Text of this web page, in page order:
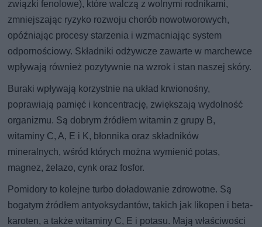
związki fenolowe), które walczą z wolnymi rodnikami,
zmniejszając ryzyko rozwoju chorób nowotworowych,
opóźniając procesy starzenia i wzmacniając system
odpornościowy. Składniki odżywcze zawarte w marchewce
wpływają również pozytywnie na wzrok i stan naszej skóry.
Buraki wpływają korzystnie na układ krwionośny,
poprawiają pamięć i koncentrację, zwiększają wydolność
organizmu. Są dobrym źródłem witamin z grupy B,
witaminy C, A, E i K, błonnika oraz składników
mineralnych, wśród których można wymienić potas,
magnez, żelazo, cynk oraz fosfor.
Pomidory to kolejne turbo doładowanie zdrowotne. Są
bogatym źródłem antyoksydantów, takich jak likopen i beta-
karoten, a także witaminy C, E i potasu. Mają właściwości